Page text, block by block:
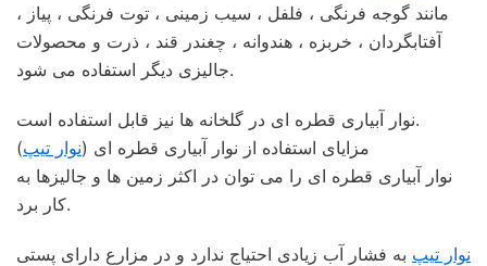
مانند گوجه فرنگی ، فلفل ، سیب زمینی ، توت فرنگی ، پیاز ،
آفتابگردان ، خربزه ، هندوانه ، چغندر قند ، ذرت و محصولات
جالیزی دیگر استفاده می شود.
نوار آبیاری قطره ای در گلخانه ها نیز قابل استفاده است.
مزایای استفاده از نوار آبیاری قطره ای (نوار تیپ)
نوار آبیاری قطره ای را می توان در اکثر زمین ها و جالیزها به
کار برد.
نوار تیپ به فشار آب زیادی احتیاج ندارد و در مزارع دارای پستی